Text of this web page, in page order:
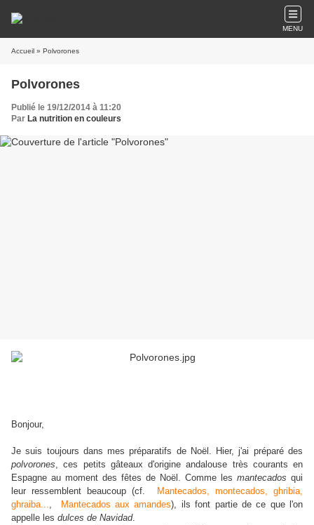
MENU
Accueil » Polvorones
Polvorones
Publié le 19/12/2014 à 11:20
Par La nutrition en couleurs
Bonjour,
Je suis toujours dans mes préparatifs de Noël. Hier, j'ai préparé des
polvorones, ces petits gâteaux d'origine andalouse très courants en
Espagne au moment des fêtes de Noël. Comme les mantecados qui
leur ressemblent beaucoup (cf.
Mantecados, montecados, ghribia,
ghraiba..., Mantecados aux amandes), ils font partie de ce que l'on
appelle les dulces de Navidad.